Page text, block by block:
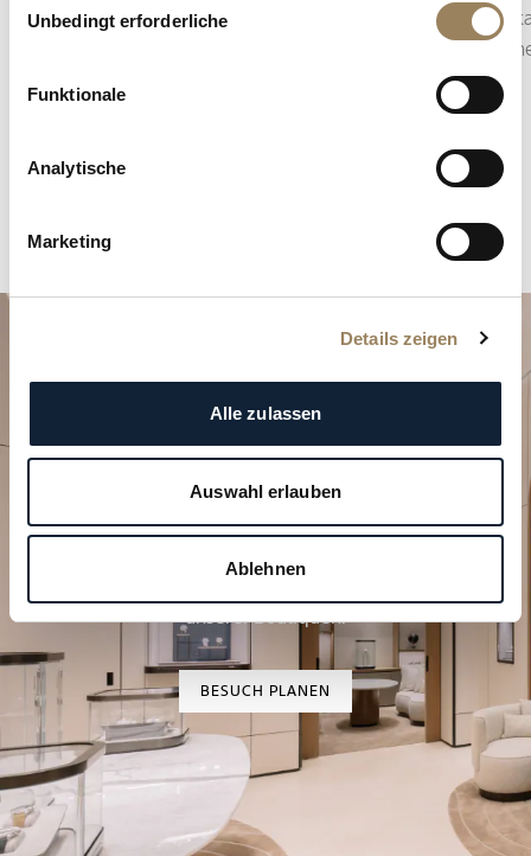
Unbedingt erforderliche
Funktionale
Analytische
Marketing
Details zeigen
Alle zulassen
Auswahl erlauben
Ablehnen
eines zentralen Sekundenzeigers oder einer
Planen Sie Ihren besonderen
Moment
unserer Boutiquen.
BESUCH PLANEN